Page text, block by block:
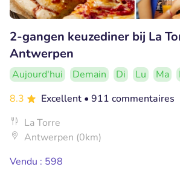
2-gangen keuzediner bij La
Antwerpen
Aujourd'hui Demain Di Lu Ma
8.3
Excellent • 911 commentaires
La Torre
Antwerpen (0km)
Vendu : 598